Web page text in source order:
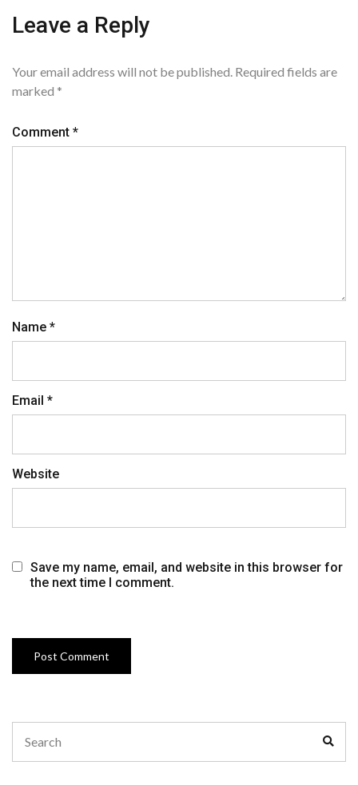
Leave a Reply
Your email address will not be published. Required fields are
marked *
Comment *
Name *
Email *
Website
Save my name, email, and website in this browser for
the next time I comment.
for: